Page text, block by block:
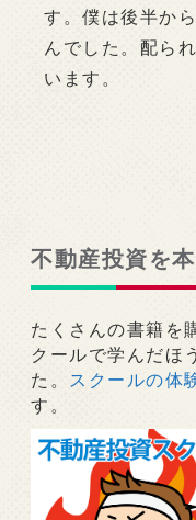
す。僕は後半か
んでした。配ら
います。
不動産投資を
たくさんの書籍を
クールで学んだほ
た。 スクールの体
す。